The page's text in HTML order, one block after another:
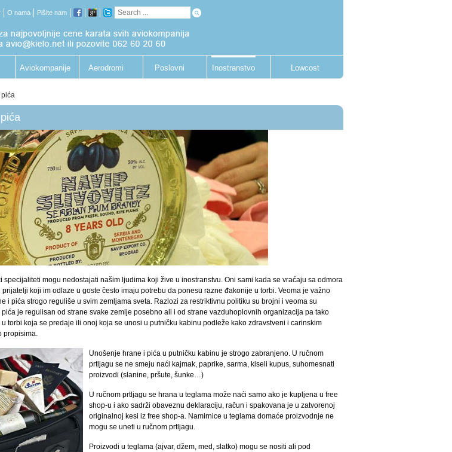
O nama Pišite nam
Aviokompanije Aerodromi Poslovni Inostranstvo Lowcost
pića
specijaliteti mogu nedostajati našim ljudima koji žive u inostranstvu. Oni sami kada se vraćaju sa odmora
koji im odlaze u goste često imaju potrebu da ponesu razne đakonije u torbi. Veoma je važno
i pića strogo reguliše u svim zemljama sveta. Razlozi za restriktivnu politiku su brojni i veoma su
je regulisan od strane svake zemlje posebno ali i od strane vazduhoplovnih organizacija pa tako
torbi koja se predaje ili onoj koja se unosi u putničku kabinu podleže kako zdravstveni i carinskim
propisima.
Unošenje hrane i pića u putničku kabinu je strogo zabranjeno. U ručnom
prtljagu se ne smeju naći kajmak, paprike, sarma, kiseli kupus, suhomesnati
proizvodi (slanine, pršute, šunke…)
U ručnom prtljagu se hrana u teglama može naći samo ako je kupljena u free
shop-u i ako sadrži obaveznu deklaraciju, račun i spakovana je u zatvorenoj
originalnoj kesi iz free shop-a. Namirnice u teglama domaće proizvodnje ne
mogu se uneti u ručnom prtljagu.
Proizvodi u teglama (ajvar, džem, med, slatko) mogu se nositi ali pod